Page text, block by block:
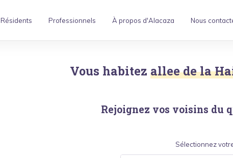
Résidents Professionnels À propos d'Alacaza Nous
Vous habitez allee de la
Rejoignez vos voisins du
Sélectionnez